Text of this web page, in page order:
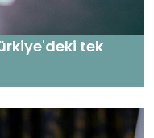
tek